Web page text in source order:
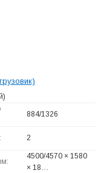
884/1326
2
4500/4570 × 1580
× 18…